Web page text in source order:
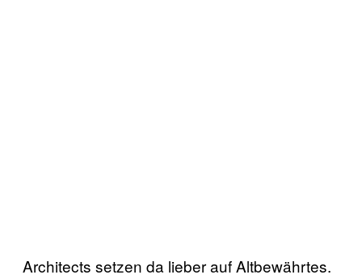
Architects setzen da lieber auf Altbewährtes.